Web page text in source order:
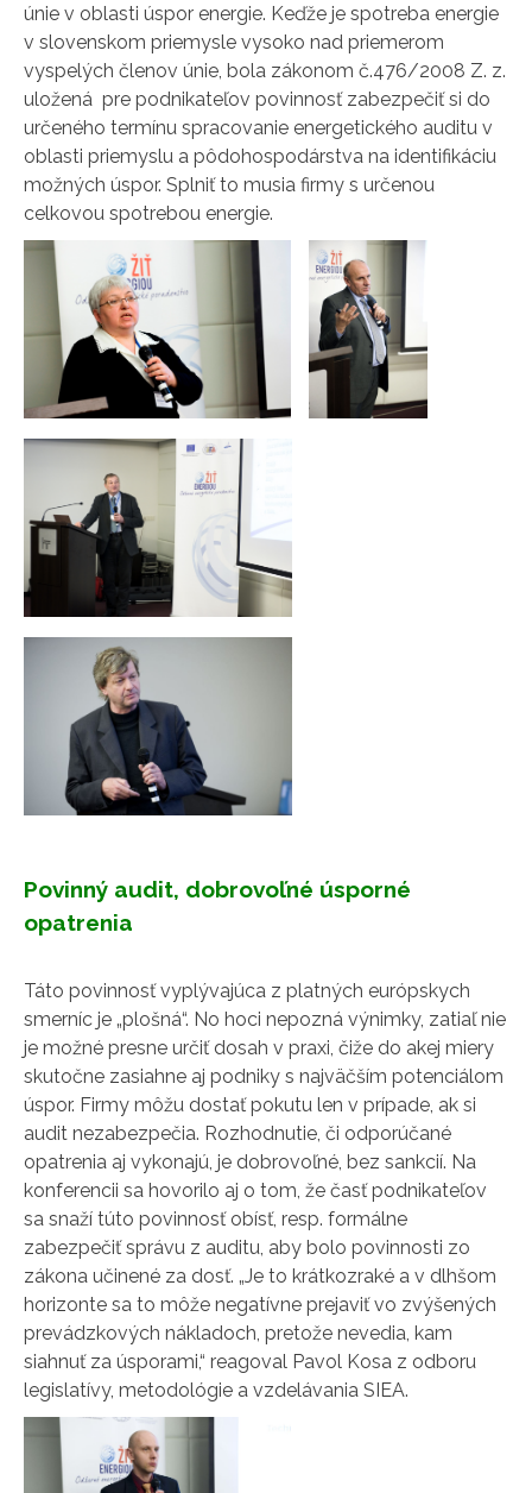
únie v oblasti úspor energie. Keďže je spotreba energie
v slovenskom priemysle vysoko nad priemerom
vyspelých členov únie, bola zákonom č.476/2008 Z. z.
uložená pre podnikateľov povinnosť zabezpečiť si do
určeného termínu spracovanie energetického auditu v
oblasti priemyslu a pôdohospodárstva na identifikáciu
možných úspor. Splniť to musia firmy s určenou
celkovou spotrebou energie.
Povinný audit, dobrovoľné úsporné
opatrenia
Táto povinnosť vyplývajúca z platných európskych
smerníc je „plošná“. No hoci nepozná výnimky, zatiaľ nie
je možné presne určiť dosah v praxi, čiže do akej miery
skutočne zasiahne aj podniky s najväčším potenciálom
úspor. Firmy môžu dostať pokutu len v prípade, ak si
audit nezabezpečia. Rozhodnutie, či odporúčané
opatrenia aj vykonajú, je dobrovoľné, bez sankcií. Na
konferencii sa hovorilo aj o tom, že časť podnikateľov
sa snaží túto povinnosť obísť, resp. formálne
zabezpečiť správu z auditu, aby bolo povinnosti zo
zákona učinené za dosť. „Je to krátkozraké a v dlhšom
horizonte sa to môže negatívne prejaviť vo zvýšených
prevádzkových nákladoch, pretože nevedia, kam
siahnuť za úsporami,“ reagoval Pavol Kosa z odboru
legislatívy, metodológie a vzdelávania SIEA.